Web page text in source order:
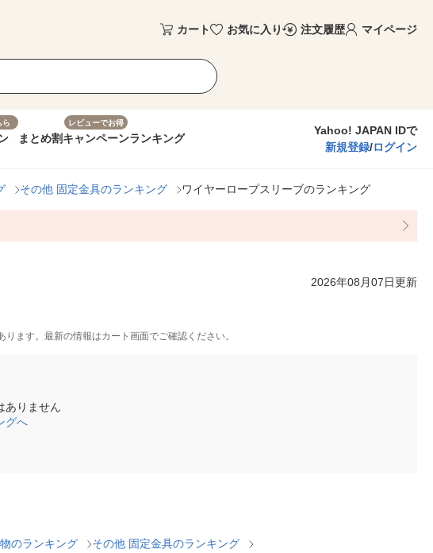
カート お気に入り 注文履歴 マイページ
ら
まとめ割
レビューでお得
キャンペーンランキング
Yahoo! JAPAN IDで
新規登録/ログイン
その他 固定金具のランキング ワイヤーロープスリーブのランキング
2026年08月07日更新
ます。最新の情報はカート画面でご確認ください。
ありません
グへ
のランキング
その他 固定金具のランキング